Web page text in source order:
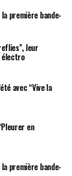
première bande-
leur
avec “Vive la
en
première bande-